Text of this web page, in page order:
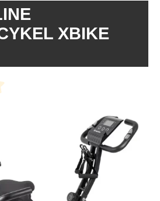
XBIKE